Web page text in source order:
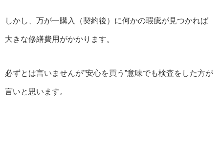
しかし、万が一購入（契約後）に何かの瑕疵が見つかれば
大きな修繕費用がかかります。
必ずとは言いませんが”安心を買う”意味でも検査をした方が
言いと思います。